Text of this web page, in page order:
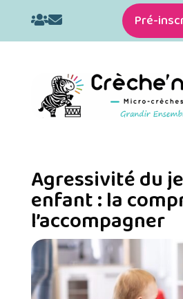
 Pré-
Agressivité du
enfant : la
l’accompagner